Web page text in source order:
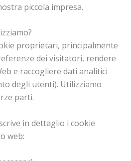
piccola impresa.
proprietari, principalmente
dei visitatori, rendere
e raccogliere dati analitici
degli utenti). Utilizziamo
parti.
in dettaglio i cookie
web: